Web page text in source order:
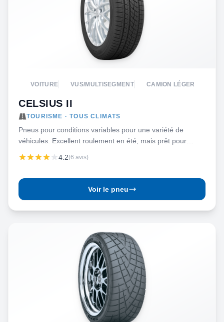
VOITURE VUS/MULTISEGMENT CAMION LÉGER
CELSIUS II
TOURISME · TOUS CLIMATS
Pneus pour conditions variables pour une variété de
véhicules. Excellent roulement en été, mais prêt pour
4.2(6 avis)
Voir le pneu